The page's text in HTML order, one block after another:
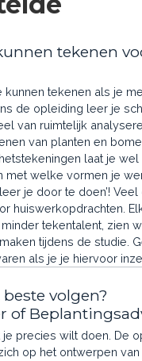
tekenen
kunnen tekenen als je
de opleiding leer je
van ruimtelijk
van planten en
laat je
met welke vormen je
je door te doen’! Veel
huiswerkopdrachten.
tekentalent, zien
tijdens de studie.
als je je hiervoor
volgen?
of
je precies wilt doen. De
op het ontwerpen